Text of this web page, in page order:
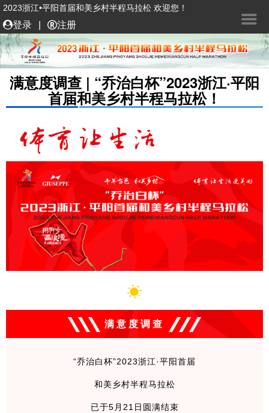
2023浙江•平阳首届和美乡村半程马拉松 欢迎您！
登录
注册
满意度调查 | “乔治白杯”2023浙江·平阳
首届和美乡村半程马拉松！
满意度调查
“乔治白杯”2023浙江·平阳首届
和美乡村半程马拉松
已于5月21日圆满结束